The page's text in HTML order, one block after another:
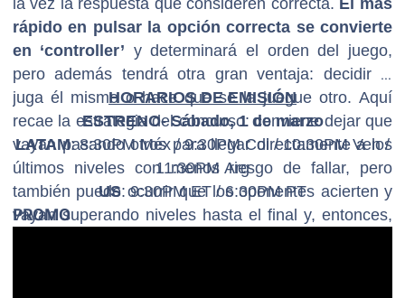
rápido en pulsar la opción correcta se convierte
en ‘controller’ y determinará el orden del juego,
pero además tendrá otra gran ventaja: decidir si
juga él mismo o hace que se la juegue otro. Aquí
recae la estrategia del concurso: conviene dejar que
vayan pasando otros para llegar directamente a los
últimos niveles con menos riesgo de fallar, pero
también puede ocurrir que los oponentes acierten y
vayan superando niveles hasta el final y, entonces,
HORARIOS DE EMISIÓN
ESTRENO- Sábado, 1 de marzo
LATAM: 8:30PM Méx / 9:30PM Col / 10:30PM Ven /
11:30PM Arg
US: 9:30PM ET / 6:30PM PT
PROMO